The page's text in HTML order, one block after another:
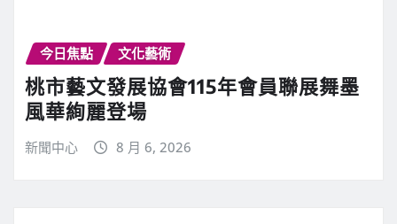
今日焦點 文化藝術
桃市藝文發展協會115年會員聯展舞墨
風華絢麗登場
新聞中心 8 月 6, 2026